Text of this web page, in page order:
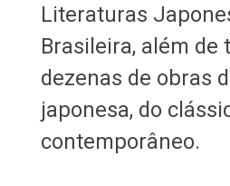
Literaturas
Brasileira, além de
dezenas de obras
japonesa, do
contemporâneo.